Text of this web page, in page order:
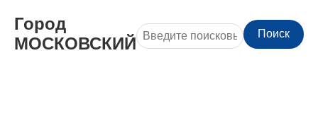
Город
МОСКОВСКИЙ
Поиск